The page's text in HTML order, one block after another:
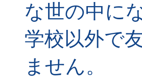
な世の中に
学校以外で
ません。